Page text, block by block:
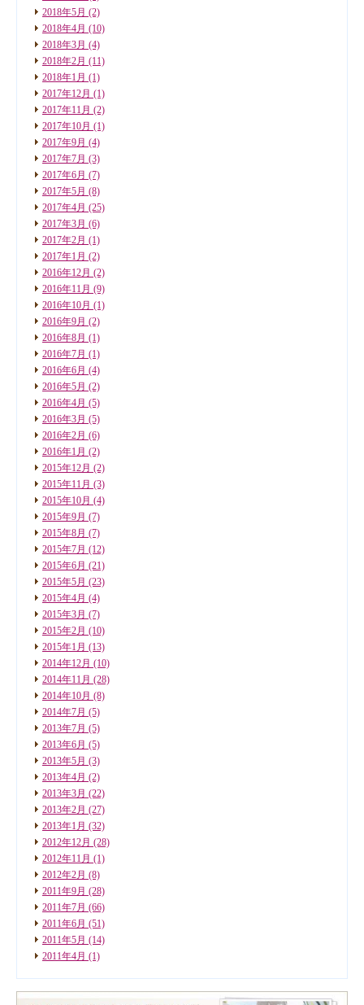
2018年5月 (2)
2018年4月 (10)
2018年3月 (4)
2018年2月 (11)
2018年1月 (1)
2017年12月 (1)
2017年11月 (2)
2017年10月 (1)
2017年9月 (4)
2017年7月 (3)
2017年6月 (7)
2017年5月 (8)
2017年4月 (25)
2017年3月 (6)
2017年2月 (1)
2017年1月 (2)
2016年12月 (2)
2016年11月 (9)
2016年10月 (1)
2016年9月 (2)
2016年8月 (1)
2016年7月 (1)
2016年6月 (4)
2016年5月 (2)
2016年4月 (5)
2016年3月 (5)
2016年2月 (6)
2016年1月 (2)
2015年12月 (2)
2015年11月 (3)
2015年10月 (4)
2015年9月 (7)
2015年8月 (7)
2015年7月 (12)
2015年6月 (21)
2015年5月 (23)
2015年4月 (4)
2015年3月 (7)
2015年2月 (10)
2015年1月 (13)
2014年12月 (10)
2014年11月 (28)
2014年10月 (8)
2014年7月 (5)
2013年7月 (5)
2013年6月 (5)
2013年5月 (3)
2013年4月 (2)
2013年3月 (22)
2013年2月 (27)
2013年1月 (32)
2012年12月 (28)
2012年11月 (1)
2012年2月 (8)
2011年9月 (28)
2011年7月 (66)
2011年6月 (51)
2011年5月 (14)
2011年4月 (1)